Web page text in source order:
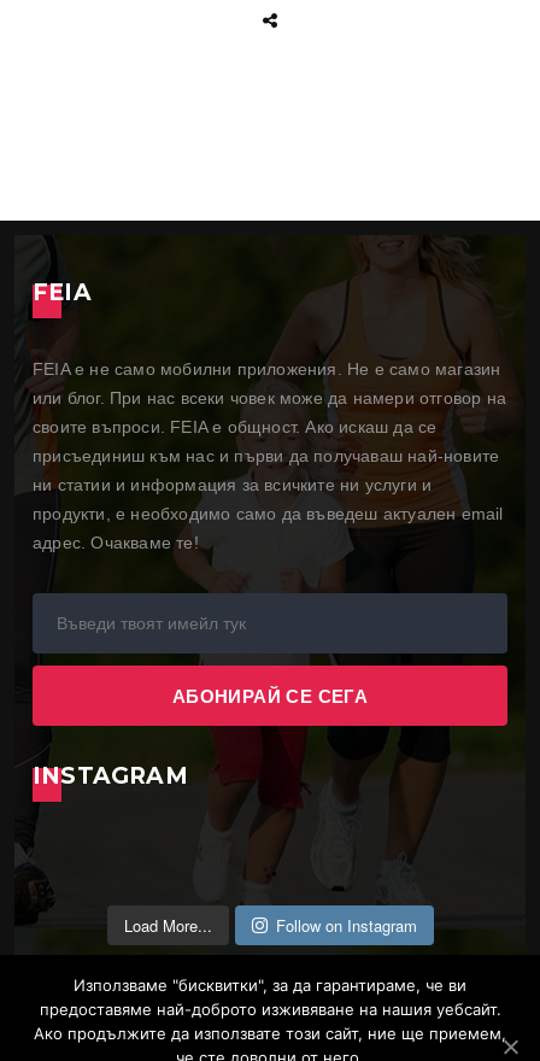
FEIA
FEIA е не само мобилни приложения. Не е само магазин
или блог. При нас всеки човек може да намери отговор на
своите въпроси. FEIA е общност. Ако искаш да се
присъединиш към нас и първи да получаваш най-новите
ни статии и информация за всичките ни услуги и
продукти, е необходимо само да въведеш актуален email
адрес. Очакваме те!
INSTAGRAM
Load More... Follow on Instagram
Използваме "бисквитки", за да гарантираме, че ви
предоставяме най-доброто изживяване на нашия уебсайт.
Ако продължите да използвате този сайт, ние ще приемем,